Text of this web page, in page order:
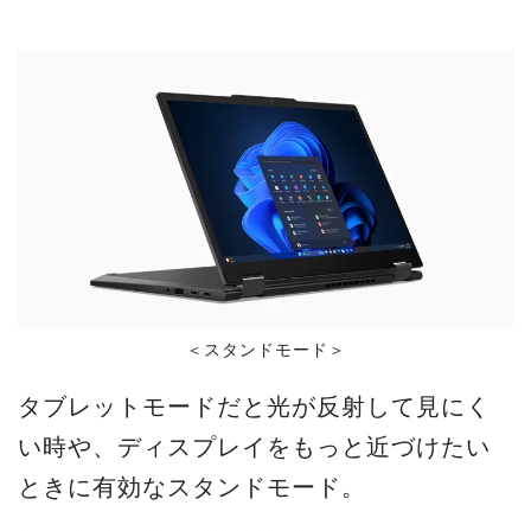
＜スタンドモード＞
タブレットモードだと光が反射して見にく
い時や、ディスプレイをもっと近づけたい
ときに有効なスタンドモード。